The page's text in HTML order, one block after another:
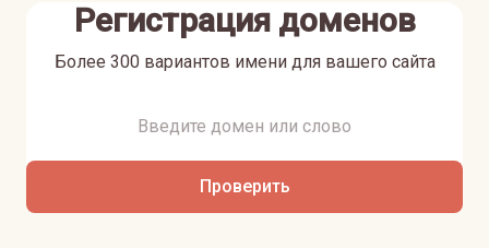
Регистрация доменов
Более 300 вариантов имени для вашего сайта
Проверить